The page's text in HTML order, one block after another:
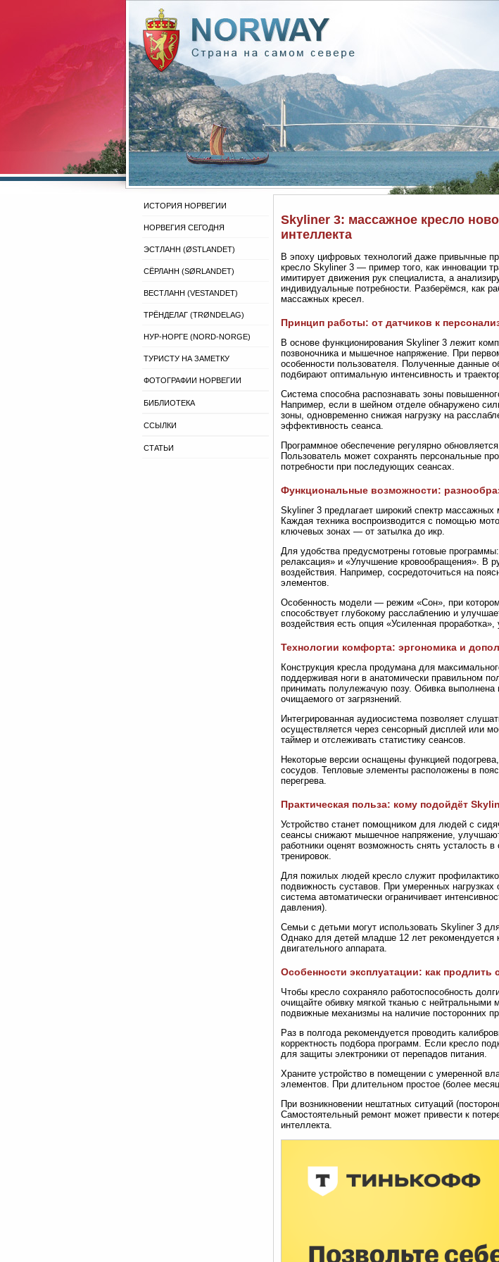
ИСТОРИЯ НОРВЕГИИ
НОРВЕГИЯ СЕГОДНЯ
ЭСТЛАНН (ØSTLANDET)
СЁРЛАНН (SØRLANDET)
ВЕСТЛАНН (VESTANDET)
ТРЁНДЕЛАГ (TRØNDELAG)
НУР-НОРГЕ (NORD-NORGE)
ТУРИСТУ НА ЗАМЕТКУ
ФОТОГРАФИИ НОРВЕГИИ
БИБЛИОТЕКА
ССЫЛКИ
СТАТЬИ
Skyliner 3: массажное кресло
интеллекта
В эпоху цифровых технологий даже привычные
кресло Skyliner 3 — пример того, как инновации
имитирует движения рук специалиста, а
индивидуальные потребности. Разберёмся, как
массажных кресел.
Принцип работы: от датчиков к
В основе функционирования Skyliner 3 лежит
позвоночника и мышечное напряжение. При
особенности пользователя. Полученные данные
подбирают оптимальную интенсивность и
Система способна распознавать зоны
Например, если в шейном отделе обнаружено
зоны, одновременно снижая нагрузку на
эффективность сеанса.
Программное обеспечение регулярно
Пользователь может сохранять персональные
потребности при последующих сеансах.
Функциональные возможности:
Skyliner 3 предлагает широкий спектр
Каждая техника воспроизводится с помощью
ключевых зонах — от затылка до икр.
Для удобства предусмотрены готовые
релаксация» и «Улучшение кровообращения». В
воздействия. Например, сосредоточиться на
элементов.
Особенность модели — режим «Сон», при
способствует глубокому расслаблению и
воздействия есть опция «Усиленная
Технологии комфорта: эргономика и
Конструкция кресла продумана для
поддерживая ноги в анатомически правильном
принимать полулежачую позу. Обивка
очищаемого от загрязнений.
Интегрированная аудиосистема позволяет
осуществляется через сенсорный дисплей или
таймер и отслеживать статистику сеансов.
Некоторые версии оснащены функцией
сосудов. Тепловые элементы расположены в
перегрева.
Практическая польза: кому подойдёт
Устройство станет помощником для людей с
сеансы снижают мышечное напряжение,
работники оценят возможность снять
тренировок.
Для пожилых людей кресло служит
подвижность суставов. При умеренных
система автоматически ограничивает
давления).
Семьи с детьми могут использовать Skyliner 3
Однако для детей младше 12 лет рекомендуется
двигательного аппарата.
Особенности эксплуатации: как продлить
Чтобы кресло сохраняло работоспособность
очищайте обивку мягкой тканью с
подвижные механизмы на наличие посторонних
Раз в полгода рекомендуется проводить
корректность подбора программ. Если кресло
для защиты электроники от перепадов питания.
Храните устройство в помещении с умеренной
элементов. При длительном простое (более
При возникновении нештатных ситуаций
Самостоятельный ремонт может привести к
интеллекта.